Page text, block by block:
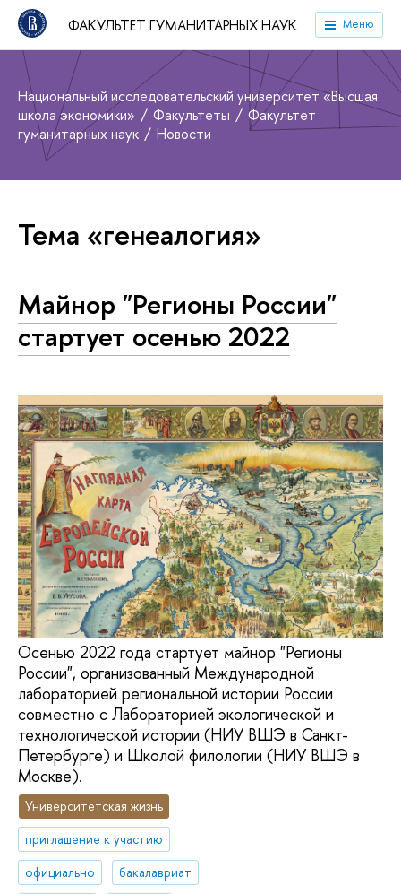
ФАКУЛЬТЕТ ГУМАНИТАРНЫХ НАУК Меню
Национальный исследовательский университет «Высшая
школа экономики»
Факультеты
Факультет
гуманитарных наук
Новости
Тема «генеалогия»
Майнор "Регионы России"
стартует осенью 2022
Осенью 2022 года стартует майнор "Регионы
России", организованный Международной
лабораторией региональной истории России
совместно с Лабораторией экологической и
технологической истории (НИУ ВШЭ в Санкт-
Петербурге) и Школой филологии (НИУ ВШЭ в
Москве).
Университетская жизнь
приглашение к участию
официально
бакалавриат